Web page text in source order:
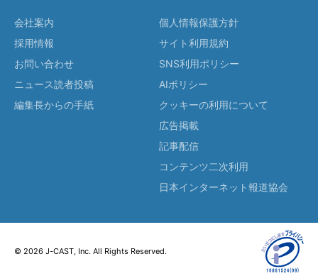
会社案内
採用情報
お問い合わせ
ニュース読者投稿
編集長からの手紙
個人情報保護方針
サイト利用規約
SNS利用ポリシー
AIポリシー
クッキーの利用について
広告掲載
記事配信
コンテンツ二次利用
日本インターネット報道協会
© 2026 J-CAST, Inc. All Rights Reserved.